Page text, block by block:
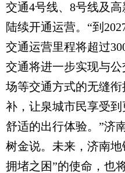
交通4号线、8号线及
陆续开通运营。“到
交通运营里程将超过
交通将进一步实现与
场等交通方式的无缝
补，让泉城市民享受到
舒适的出行体验。”济
树金说。未来，济南
拥堵之困”的使命，也